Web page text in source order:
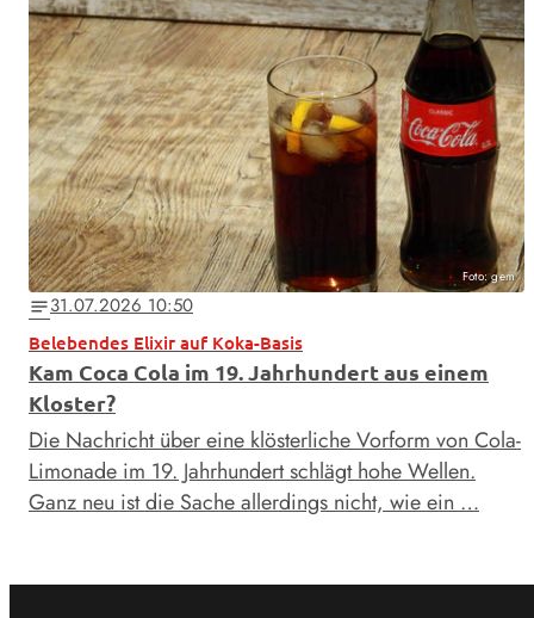
Foto: gem
notes31.07.2026 10:50
Belebendes Elixir auf Koka-Basis
Kam Coca Cola im 19. Jahrhundert aus einem
Kloster?
Die Nachricht über eine klösterliche Vorform von Cola-
Limonade im 19. Jahrhundert schlägt hohe Wellen.
Ganz neu ist die Sache allerdings nicht, wie ein …